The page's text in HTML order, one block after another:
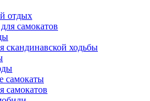
отдых
самокатов
скандинавской ходьбы
самокаты
самокатов